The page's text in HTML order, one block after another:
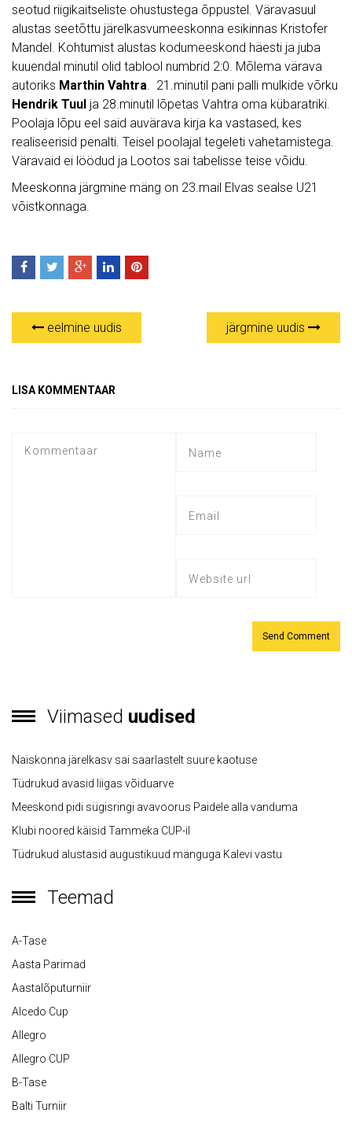
seotud riigikaitseliste ohustustega õppustel. Väravasuul
alustas seetõttu järelkasvumeeskonna esikinnas Kristofer
Mandel. Kohtumist alustas kodumeeskond häesti ja juba
kuuendal minutil olid tablool numbrid 2:0. Mõlema värava
autoriks Marthin Vahtra. 21.minutil pani palli mulkide võrku
Hendrik Tuul ja 28.minutil lõpetas Vahtra oma kübaratriki.
Poolaja lõpu eel said auvärava kirja ka vastased, kes
realiseerisid penalti. Teisel poolajal tegeleti vahetamistega.
Väravaid ei löödud ja Lootos sai tabelisse teise võidu.
Meeskonna järgmine mäng on 23.mail Elvas sealse U21
võistkonnaga.
eelmine uudis järgmine uudis
LISA KOMMENTAAR
Viimased uudised
Naiskonna järelkasv sai saarlastelt suure kaotuse
Tüdrukud avasid liigas võiduarve
Meeskond pidi sügisringi avavoorus Paidele alla vanduma
Klubi noored käisid Tammeka CUP-il
Tüdrukud alustasid augustikuud mänguga Kalevi vastu
Teemad
A-Tase
Aasta Parimad
Aastalõputurniir
Alcedo Cup
Allegro
Allegro CUP
B-Tase
Balti Turniir